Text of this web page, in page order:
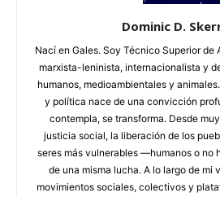
Dominic D.
Nací en Gales. Soy Técnico Superior de
marxista-leninista, internacionalista y
humanos, medioambientales y
y política nace de una convicción
contempla, se transforma. Desde
justicia social, la liberación de los
seres más vulnerables —humanos o no
de una misma lucha. A lo largo de mi
movimientos sociales, colectivos y